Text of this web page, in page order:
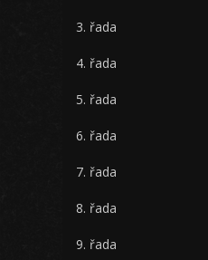
3. řada
4. řada
5. řada
6. řada
7. řada
8. řada
9. řada